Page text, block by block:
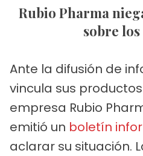
Rubio Pharma niega responsabilidad
sobre
Ante la difusión de
vincula sus
empresa Rubio
emitió un boletín
aclarar su situación.